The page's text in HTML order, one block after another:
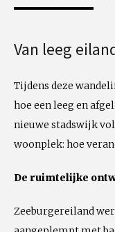
Van leeg
Tijdens deze
hoe een leeg en
nieuwe stadswijk
woonplek: hoe
De ruimtelijke
Zeeburgereiland